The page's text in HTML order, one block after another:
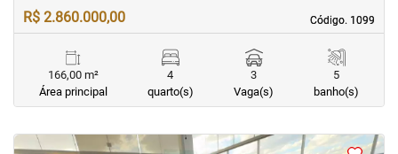
Código. 1099
Código. 1099
R$ 2.860.000,00
166,00 m²
Área principal
4
quarto(s)
3
Vaga(s)
5
banho(s)
<<<